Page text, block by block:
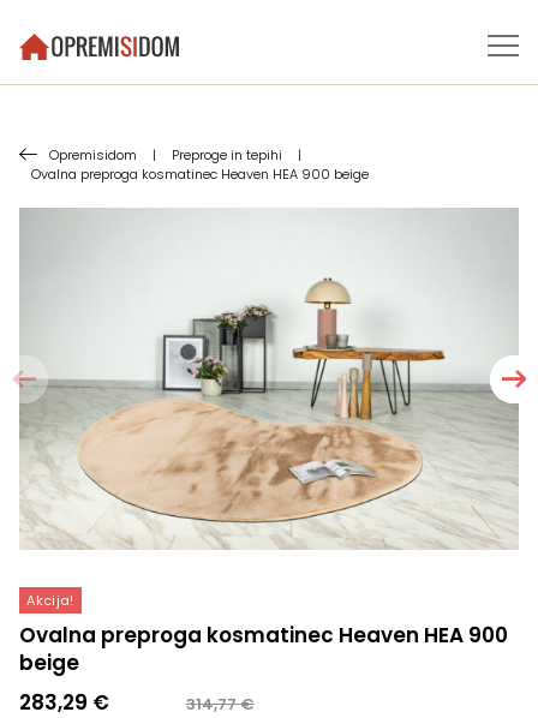
Opremisidom | Preproge in tepihi
|
Ovalna preproga kosmatinec Heaven HEA 900 beige
Akcija!
Ovalna preproga kosmatinec Heaven HEA 900
beige
314,77€
Izvirna
283,29 €
Trenutna